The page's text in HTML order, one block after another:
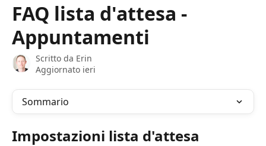
FAQ lista d'attesa -
Appuntamenti
Scritto da Erin
Aggiornato ieri
Sommario
Impostazioni lista d'attesa